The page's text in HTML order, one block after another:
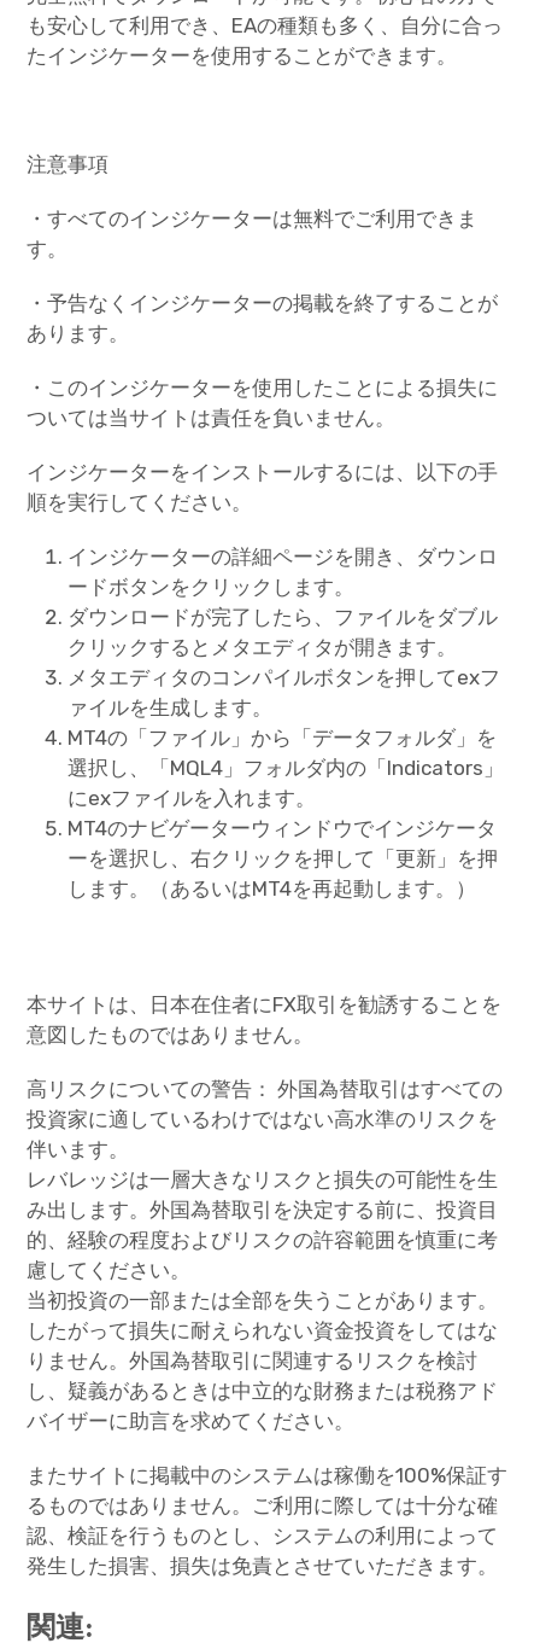
も安心して利用でき、EAの種類も多く、自分に合っ
たインジケーターを使用することができます。
注意事項
・すべてのインジケーターは無料でご利用できま
す。
・予告なくインジケーターの掲載を終了することが
あります。
・このインジケーターを使用したことによる損失に
ついては当サイトは責任を負いません。
インジケーターをインストールするには、以下の手
順を実行してください。
インジケーターの詳細ページを開き、ダウンロ
ードボタンをクリックします。
ダウンロードが完了したら、ファイルをダブル
クリックするとメタエディタが開きます。
メタエディタのコンパイルボタンを押してexフ
ァイルを生成します。
MT4の「ファイル」から「データフォルダ」を
選択し、「MQL4」フォルダ内の「Indicators」
にexファイルを入れます。
MT4のナビゲーターウィンドウでインジケータ
ーを選択し、右クリックを押して「更新」を押
します。（あるいはMT4を再起動します。）
本サイトは、日本在住者にFX取引を勧誘することを
意図したものではありません。
高リスクについての警告： 外国為替取引はすべての
投資家に適しているわけではない高水準のリスクを
伴います。
レバレッジは一層大きなリスクと損失の可能性を生
み出します。外国為替取引を決定する前に、投資目
的、経験の程度およびリスクの許容範囲を慎重に考
慮してください。
当初投資の一部または全部を失うことがあります。
したがって損失に耐えられない資金投資をしてはな
りません。外国為替取引に関連するリスクを検討
し、疑義があるときは中立的な財務または税務アド
バイザーに助言を求めてください。
またサイトに掲載中のシステムは稼働を100%保証す
るものではありません。ご利用に際しては十分な確
認、検証を行うものとし、システムの利用によって
発生した損害、損失は免責とさせていただきます。
関連: